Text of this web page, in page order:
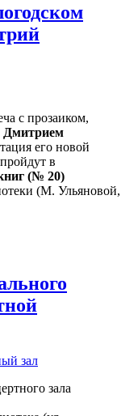
с прозаиком,
Дмитрием
его новой
в
(№ 20)
(М. Ульяновой,
зал